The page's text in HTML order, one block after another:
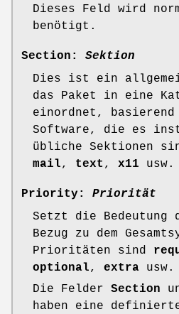
Dieses Feld wird
benötigt.
Section:
Sektion
Dies ist ein
das Paket in eine
einordnet,
Software, die es
übliche Sektionen
mail, text , x11 usw.
Priority:
Priorität
Setzt die Bedeutung
Bezug zu dem
Prioritäten sind
optional, extra usw.
Die Felder Section
haben eine definierte